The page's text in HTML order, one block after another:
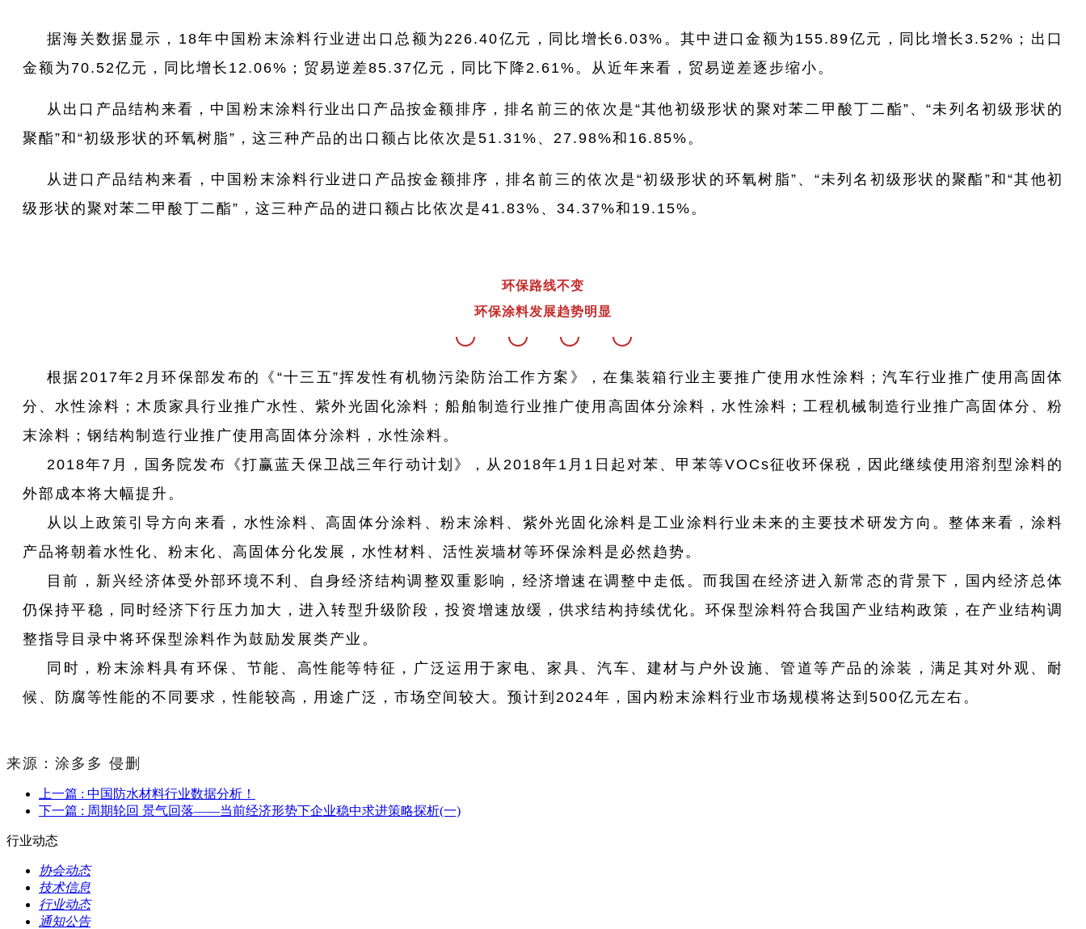
据海关数据显示，18年中国粉末涂料行业进出口总额为226.40亿元，同比增长6.03%。其中进口金额为155.89亿元，同比增长3.52%；出口
金额为70.52亿元，同比增长12.06%；贸易逆差85.37亿元，同比下降2.61%。从近年来看，贸易逆差逐步缩小。
从出口产品结构来看，中国粉末涂料行业出口产品按金额排序，排名前三的依次是“其他初级形状的聚对苯二甲酸丁二酯”、“未列名初级形状的
聚酯”和“初级形状的环氧树脂”，这三种产品的出口额占比依次是51.31%、27.98%和16.85%。
从进口产品结构来看，中国粉末涂料行业进口产品按金额排序，排名前三的依次是“初级形状的环氧树脂”、“未列名初级形状的聚酯”和“其他初
级形状的聚对苯二甲酸丁二酯”，这三种产品的进口额占比依次是41.83%、34.37%和19.15%。
环保路线不变
环保涂料发展趋势明显
根据2017年2月环保部发布的《“十三五”挥发性有机物污染防治工作方案》，在集装箱行业主要推广使用水性涂料；汽车行业推广使用高固体
分、水性涂料；木质家具行业推广水性、紫外光固化涂料；船舶制造行业推广使用高固体分涂料，水性涂料；工程机械制造行业推广高固体分、粉
末涂料；钢结构制造行业推广使用高固体分涂料，水性涂料。
2018年7月，国务院发布《打赢蓝天保卫战三年行动计划》，从2018年1月1日起对苯、甲苯等VOCs征收环保税，因此继续使用溶剂型涂料的
外部成本将大幅提升。
从以上政策引导方向来看，水性涂料、高固体分涂料、粉末涂料、紫外光固化涂料是工业涂料行业未来的主要技术研发方向。整体来看，涂料
产品将朝着水性化、粉末化、高固体分化发展，水性材料、活性炭墙材等环保涂料是必然趋势。
目前，新兴经济体受外部环境不利、自身经济结构调整双重影响，经济增速在调整中走低。而我国在经济进入新常态的背景下，国内经济总体
仍保持平稳，同时经济下行压力加大，进入转型升级阶段，投资增速放缓，供求结构持续优化。环保型涂料符合我国产业结构政策，在产业结构调
整指导目录中将环保型涂料作为鼓励发展类产业。
同时，粉末涂料具有环保、节能、高性能等特征，广泛运用于家电、家具、汽车、建材与户外设施、管道等产品的涂装，满足其对外观、耐
候、防腐等性能的不同要求，性能较高，用途广泛，市场空间较大。预计到2024年，国内粉末涂料行业市场规模将达到500亿元左右。
来源：涂多多 侵删
上一篇 : 中国防水材料行业数据分析！
下一篇 : 周期轮回 景气回落——当前经济形势下企业稳中求进策略探析(一)
行业动态
协会动态
技术信息
行业动态
通知公告